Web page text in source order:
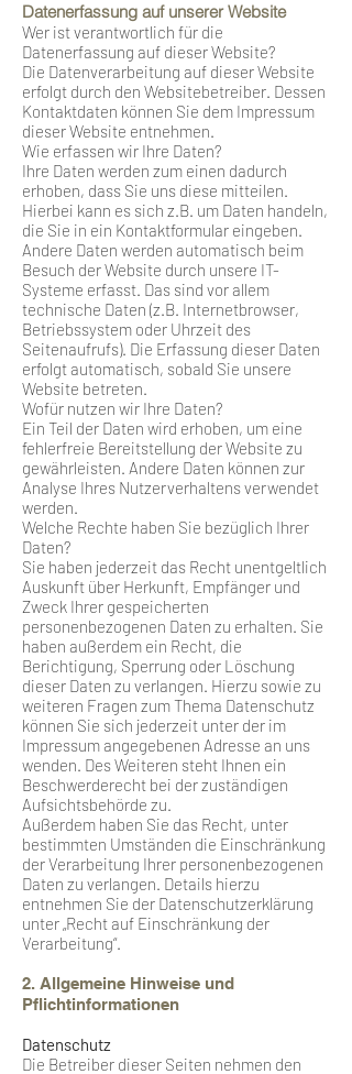
Datenerfassung auf unserer Website
Wer ist verantwortlich für die
Datenerfassung auf dieser Website?
Die Datenverarbeitung auf dieser Website
erfolgt durch den Websitebetreiber. Dessen
Kontaktdaten können Sie dem Impressum
dieser Website entnehmen.
Wie erfassen wir Ihre Daten?
Ihre Daten werden zum einen dadurch
erhoben, dass Sie uns diese mitteilen.
Hierbei kann es sich z.B. um Daten handeln,
die Sie in ein Kontaktformular eingeben.
Andere Daten werden automatisch beim
Besuch der Website durch unsere IT-
Systeme erfasst. Das sind vor allem
technische Daten (z.B. Internetbrowser,
Betriebssystem oder Uhrzeit des
Seitenaufrufs). Die Erfassung dieser Daten
erfolgt automatisch, sobald Sie unsere
Website betreten.
Wofür nutzen wir Ihre Daten?
Ein Teil der Daten wird erhoben, um eine
fehlerfreie Bereitstellung der Website zu
gewährleisten. Andere Daten können zur
Analyse Ihres Nutzerverhaltens verwendet
werden.
Welche Rechte haben Sie bezüglich Ihrer
Daten?
Sie haben jederzeit das Recht unentgeltlich
Auskunft über Herkunft, Empfänger und
Zweck Ihrer gespeicherten
personenbezogenen Daten zu erhalten. Sie
haben außerdem ein Recht, die
Berichtigung, Sperrung oder Löschung
dieser Daten zu verlangen. Hierzu sowie zu
weiteren Fragen zum Thema Datenschutz
können Sie sich jederzeit unter der im
Impressum angegebenen Adresse an uns
wenden. Des Weiteren steht Ihnen ein
Beschwerderecht bei der zuständigen
Aufsichtsbehörde zu.
Außerdem haben Sie das Recht, unter
bestimmten Umständen die Einschränkung
der Verarbeitung Ihrer personenbezogenen
Daten zu verlangen. Details hierzu
entnehmen Sie der Datenschutzerklärung
unter „Recht auf Einschränkung der
Verarbeitung“.
2. Allgemeine Hinweise und
Pflichtinformationen
Datenschutz
Die Betreiber dieser Seiten nehmen den